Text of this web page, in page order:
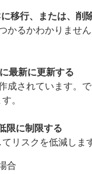
移行、または、削
かるかわかりませ
最新に更新する
成されています。
。
限に制限する
リスクを低減し
合